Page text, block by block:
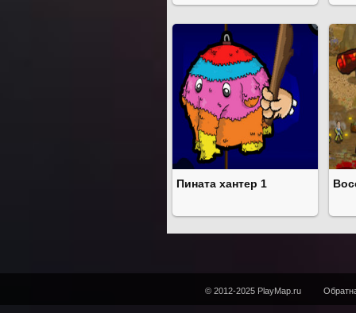
Пината хантер 1
© 2012-2025 PlayMap.ru